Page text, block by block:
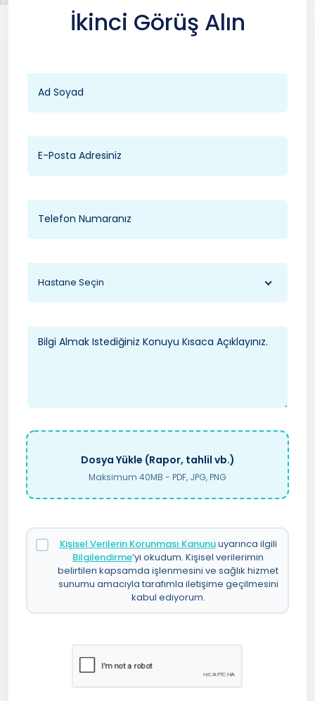
İkinci Görüş Alın
Hastane Seçin
Dosya Yükle (Rapor, tahlil vb.)
Maksimum 40MB - PDF, JPG, PNG
Kişisel Verilerin Korunması Kanunuuyarınca ilgili
Bilgilendirme’yi okudum. Kişisel verilerimin
belirtilen kapsamda işlenmesini ve sağlık hizmet
sunumu amacıyla tarafımla iletişime geçilmesini
kabul ediyorum.